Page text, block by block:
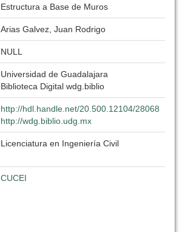
Estructura a Base de Muros
Arias Galvez, Juan Rodrigo
NULL
Universidad de Guadalajara
Biblioteca Digital wdg.biblio
http://hdl.handle.net/20.500.12104/28068
http://wdg.biblio.udg.mx
Licenciatura en Ingeniería Civil
CUCEI